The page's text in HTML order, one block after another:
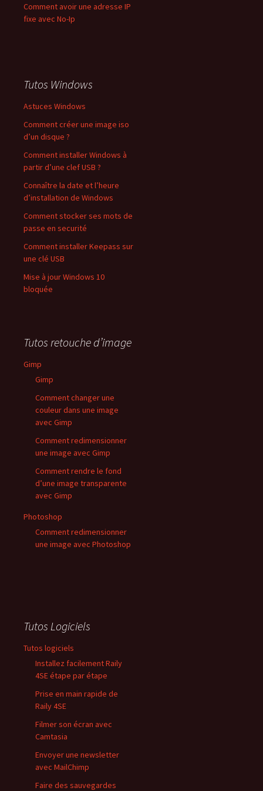
Comment avoir une adresse IP
fixe avec No-Ip
Tutos Windows
Astuces Windows
Comment créer une image iso
d’un disque ?
Comment installer Windows à
partir d’une clef USB ?
Connaître la date et l’heure
d’installation de Windows
Comment stocker ses mots de
passe en securité
Comment installer Keepass sur
une clé USB
Mise à jour Windows 10
bloquée
Tutos retouche d’image
Gimp
Gimp
Comment changer une
couleur dans une image
avec Gimp
Comment redimensionner
une image avec Gimp
Comment rendre le fond
d’une image transparente
avec Gimp
Photoshop
Comment redimensionner
une image avec Photoshop
Tutos Logiciels
Tutos logiciels
Installez facilement Raily
4SE étape par étape
Prise en main rapide de
Raily 4SE
Filmer son écran avec
Camtasia
Envoyer une newsletter
avec MailChimp
Faire des sauvegardes